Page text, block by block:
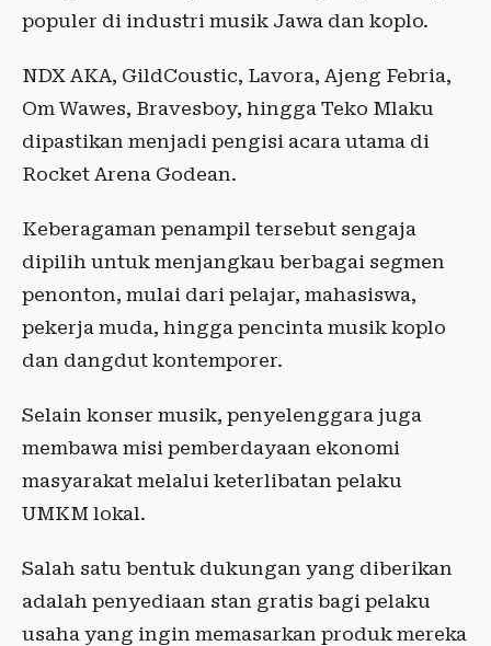
populer di industri musik Jawa dan koplo.
NDX AKA, GildCoustic, Lavora, Ajeng Febria,
Om Wawes, Bravesboy, hingga Teko Mlaku
dipastikan menjadi pengisi acara utama di
Rocket Arena Godean.
Keberagaman penampil tersebut sengaja
dipilih untuk menjangkau berbagai segmen
penonton, mulai dari pelajar, mahasiswa,
pekerja muda, hingga pencinta musik koplo
dan dangdut kontemporer.
Selain konser musik, penyelenggara juga
membawa misi pemberdayaan ekonomi
masyarakat melalui keterlibatan pelaku
UMKM lokal.
Salah satu bentuk dukungan yang diberikan
adalah penyediaan stan gratis bagi pelaku
usaha yang ingin memasarkan produk mereka